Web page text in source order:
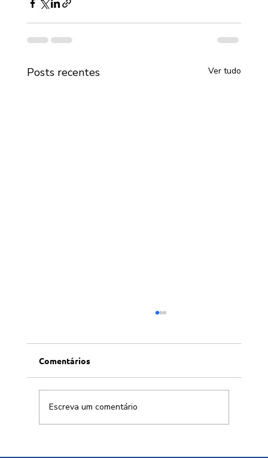
Posts recentes Ver tudo
Comentários
Escreva um comentário